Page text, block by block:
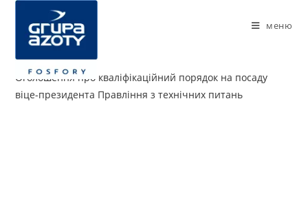
меню
Оголошення про кваліфікаційний порядок на посаду
віце-президента Правління з технічних питань